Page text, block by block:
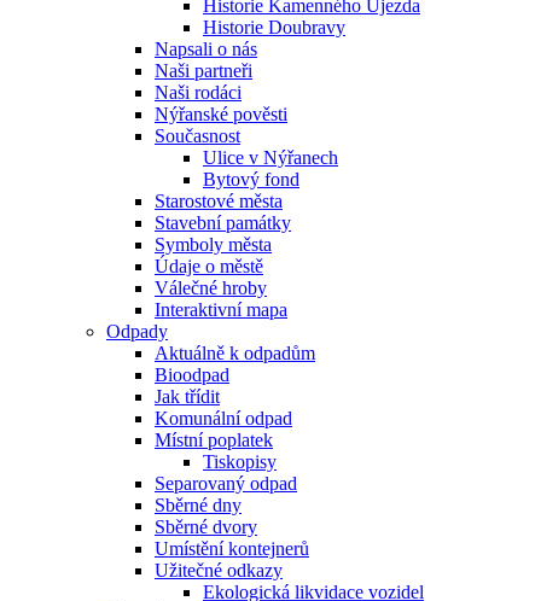
Historie Kamenného Újezda
Historie Doubravy
Napsali o nás
Naši partneři
Naši rodáci
Nýřanské pověsti
Současnost
Ulice v Nýřanech
Bytový fond
Starostové města
Stavební památky
Symboly města
Údaje o městě
Válečné hroby
Interaktivní mapa
Odpady
Aktuálně k odpadům
Bioodpad
Jak třídit
Komunální odpad
Místní poplatek
Tiskopisy
Separovaný odpad
Sběrné dny
Sběrné dvory
Umístění kontejnerů
Užitečné odkazy
Ekologická likvidace vozidel